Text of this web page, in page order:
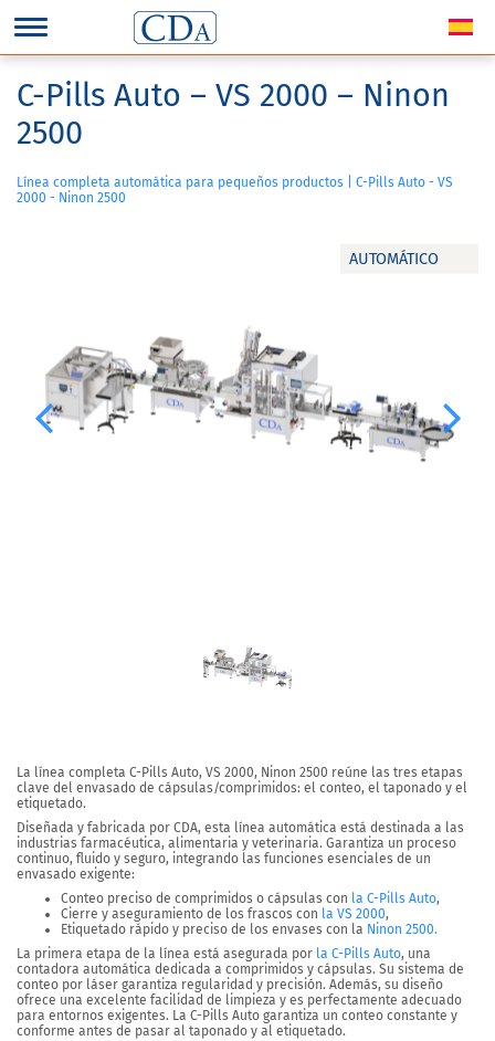
AUTOMÁTICO
Previous Next
C-Pills Auto – VS 2000 – Ninon
2500
Línea completa automática para pequeños productos | C-Pills Auto - VS
2000 - Ninon 2500
La línea completa C-Pills Auto, VS 2000, Ninon 2500 reúne las tres etapas
clave del envasado de cápsulas/comprimidos: el conteo, el taponado y el
etiquetado.
Diseñada y fabricada por CDA, esta línea automática está destinada a las
industrias farmacéutica, alimentaria y veterinaria. Garantiza un proceso
continuo, fluido y seguro, integrando las funciones esenciales de un
envasado exigente:
Conteo preciso de comprimidos o cápsulas con la C-Pills Auto,
Cierre y aseguramiento de los frascos con la VS 2000,
Etiquetado rápido y preciso de los envases con la Ninon 2500.
La primera etapa de la línea está asegurada por la C-Pills Auto, una
contadora automática dedicada a comprimidos y cápsulas. Su sistema de
conteo por láser garantiza regularidad y precisión. Además, su diseño
ofrece una excelente facilidad de limpieza y es perfectamente adecuado
para entornos exigentes. La C-Pills Auto garantiza un conteo constante y
conforme antes de pasar al taponado y al etiquetado.